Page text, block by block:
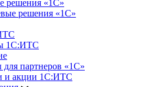
решения «1С»
решения «1С»
1С:ИТС
для партнеров «1С»
и акции 1С:ИТС